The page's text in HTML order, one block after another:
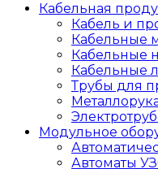
Кабельная
Кабель и
Кабельные
Кабельные
Кабельные
Трубы для
Модульное
Автоматы